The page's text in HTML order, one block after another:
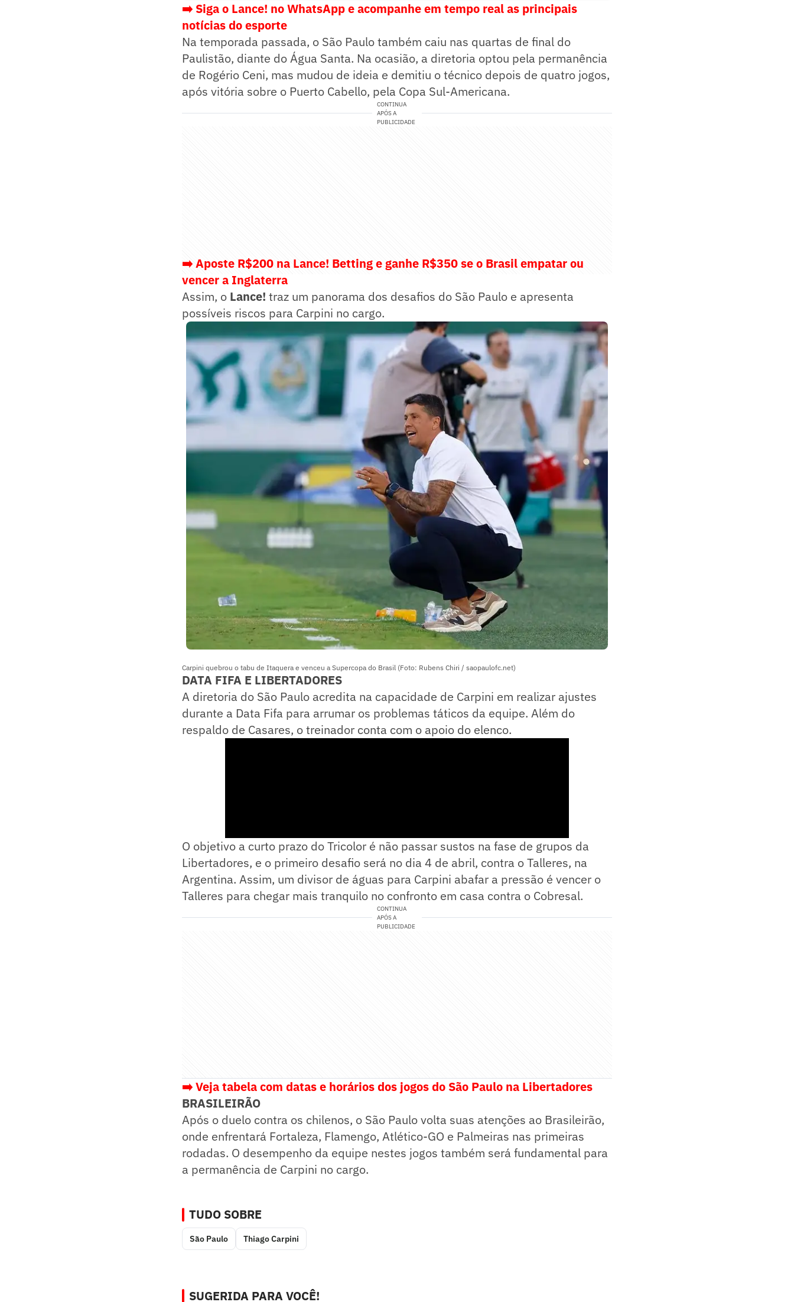
➡️ Siga o Lance! no WhatsApp e acompanhe em tempo real as principais
notícias do esporte
Na temporada passada, o São Paulo também caiu nas quartas de final do
Paulistão, diante do Água Santa. Na ocasião, a diretoria optou pela permanência
de Rogério Ceni, mas mudou de ideia e demitiu o técnico depois de quatro jogos,
após vitória sobre o Puerto Cabello, pela Copa Sul-Americana.
CONTINUA
APÓS A
PUBLICIDADE
➡️ Aposte R$200 na Lance! Betting e ganhe R$350 se o Brasil empatar ou
vencer a Inglaterra
Assim, o Lance! traz um panorama dos desafios do São Paulo e apresenta
possíveis riscos para Carpini no cargo.
Carpini quebrou o tabu de Itaquera e venceu a Supercopa do Brasil (Foto: Rubens Chiri / saopaulofc.net)
DATA FIFA E LIBERTADORES
A diretoria do São Paulo acredita na capacidade de Carpini em realizar ajustes
durante a Data Fifa para arrumar os problemas táticos da equipe. Além do
respaldo de Casares, o treinador conta com o apoio do elenco.
O objetivo a curto prazo do Tricolor é não passar sustos na fase de grupos da
Libertadores, e o primeiro desafio será no dia 4 de abril, contra o Talleres, na
Argentina. Assim, um divisor de águas para Carpini abafar a pressão é vencer o
Talleres para chegar mais tranquilo no confronto em casa contra o Cobresal.
CONTINUA
APÓS A
PUBLICIDADE
➡️ Veja tabela com datas e horários dos jogos do São Paulo na Libertadores
BRASILEIRÃO
Após o duelo contra os chilenos, o São Paulo volta suas atenções ao Brasileirão,
onde enfrentará Fortaleza, Flamengo, Atlético-GO e Palmeiras nas primeiras
rodadas. O desempenho da equipe nestes jogos também será fundamental para
a permanência de Carpini no cargo.
TUDO SOBRE
São Paulo Thiago Carpini
SUGERIDA PARA VOCÊ!